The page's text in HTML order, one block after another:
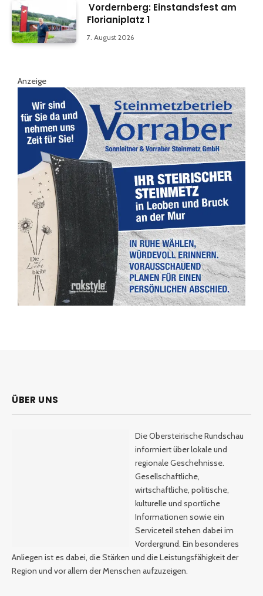
Vordernberg: Einstandsfest am
Florianiplatz 1
7. August 2026
Anzeige
ÜBER UNS
Die Obersteirische Rundschau
informiert über lokale und
regionale Geschehnisse.
Gesellschaftliche,
wirtschaftliche, politische,
kulturelle und sportliche
Informationen sowie ein
Serviceteil stehen dabei im
Vordergrund. Ein besonderes
Anliegen ist es dabei, die Stärken und die Leistungsfähigkeit der
Region und vor allem der Menschen aufzuzeigen.